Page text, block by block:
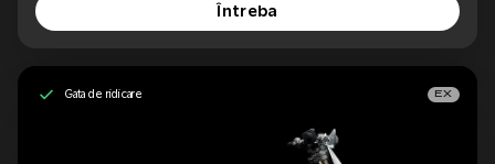
Întreba
Gata de ridicare EX